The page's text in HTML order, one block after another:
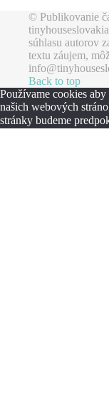
© Publikovanie
súhlasu autorov
textu záujem,
Back to top
Používame cookies
našich webových
stránky budeme